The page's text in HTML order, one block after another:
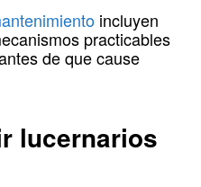
incluyen
practicables
de que cause
lucernarios